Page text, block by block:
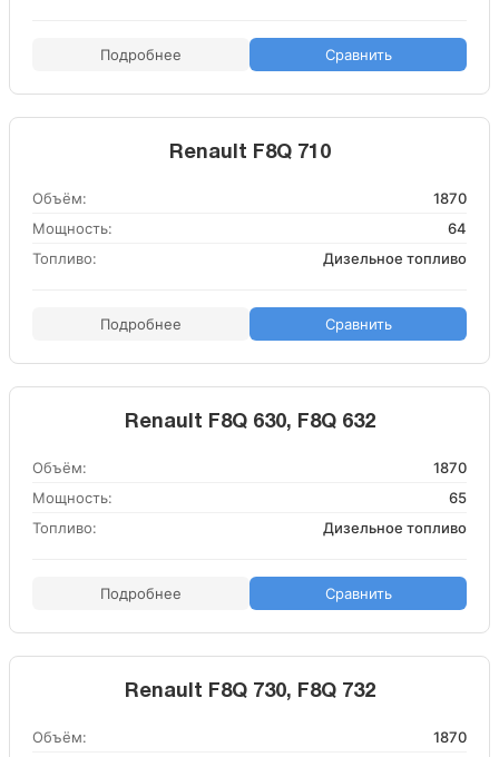
Подробнее Сравнить
Renault F8Q 710
Объём:
1870
Мощность:
64
Топливо:
Дизельное топливо
Подробнее Сравнить
Renault F8Q 630, F8Q 632
Объём:
1870
Мощность:
65
Топливо:
Дизельное топливо
Подробнее Сравнить
Renault F8Q 730, F8Q 732
Объём:
1870